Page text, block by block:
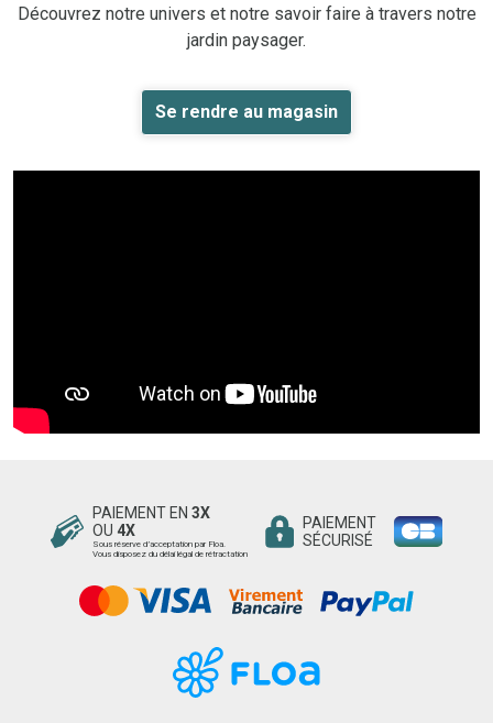
Découvrez notre univers et notre savoir faire à travers notre
jardin paysager.
Se rendre au magasin
PAIEMENT EN 3X
OU 4X
Sous réserve d’acceptation par Floa.
Vous disposez du délai légal de rétractation
PAIEMENT
SÉCURISÉ